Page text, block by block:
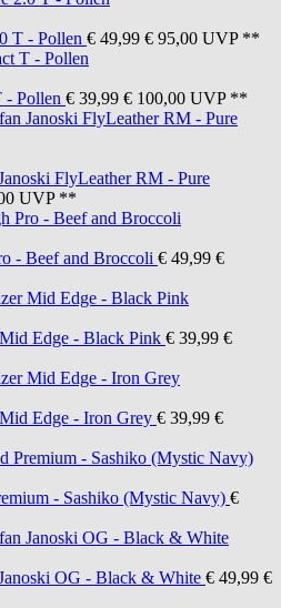
T - Pollen € 49,99 € 95,00 UVP **
- Pollen € 39,99 € 100,00 UVP **
FlyLeather RM - Pure
UVP **
- Beef and Broccoli € 49,99 €
Edge - Black Pink € 39,99 €
Edge - Iron Grey € 39,99 €
- Sashiko (Mystic Navy) €
OG - Black & White € 49,99 €